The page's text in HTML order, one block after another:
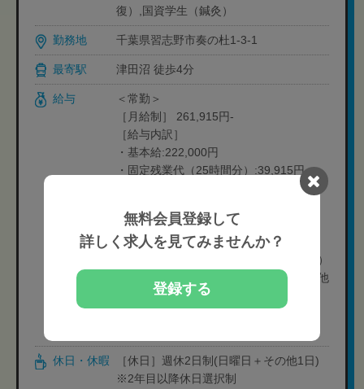
復）,国資学生（鍼灸）
勤務地 千葉県習志野市奏の杜1-3-1
最寄駅 津田沼 徒歩4分
給与
＜常勤＞
［月給制］ 261,915円-
［給与内訳］
・基本給:222,000円
・固定残業代（25時間分）:39,915円
※経験や状況に応じて変動可能性有り
※2年目以降休日選択制
・261,915円:週休2日制（日+その他1日）
・261,915円:週休2日制（日+祝日+その他
シフト/半休も含む）
休日・休暇
［休日］週休2日制(日曜日＋その他1日)
※2年目以降休日選択制
無料会員登録して
詳しく求人を見てみませんか？
登録する